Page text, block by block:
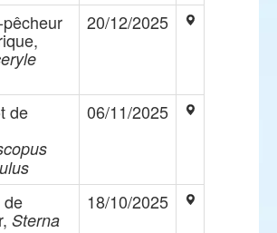
20/12/2025
de 06/11/2025
de
Sterna
18/10/2025